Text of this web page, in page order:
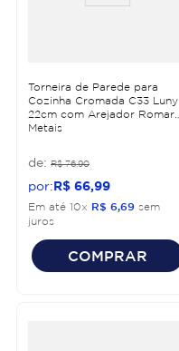
Torneira de Parede para
Cozinha Cromada C33 Luny
22cm com Arejador Romar
Metais
R$ 76,90
R$ 66 99
Em até 10x R$ 6 69 sem
juros
COMPRAR